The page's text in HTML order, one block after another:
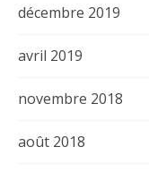
décembre 2019
avril 2019
novembre 2018
août 2018